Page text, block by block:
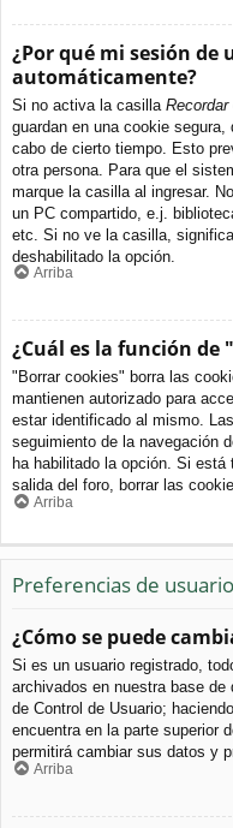
¿Por qué mi sesión de
automáticamente?
Si no activa la casilla Recordar
guardan en una cookie
cabo de cierto tiempo. Esto
otra persona. Para que el
marque la casilla al ingresar.
un PC compartido, e.j.
etc. Si no ve la casilla,
deshabilitado la opción.
Arriba
¿Cuál es la función de
"Borrar cookies" borra las
mantienen autorizado para
estar identificado al mismo.
seguimiento de la navegación
ha habilitado la opción. Si
salida del foro, borrar las
Arriba
Preferencias de
¿Cómo se puede
Si es un usuario registrado,
archivados en nuestra base
de Control de Usuario;
encuentra en la parte superior
permitirá cambiar sus datos y
Arriba